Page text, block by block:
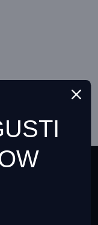
Soodustus